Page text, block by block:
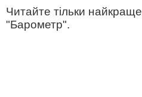
Читайте тільки найкраще
"Барометр".